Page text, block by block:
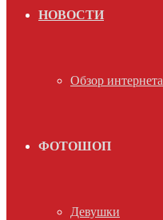
НОВОСТИ
Обзор интернета
ФОТОШОП
Девушки